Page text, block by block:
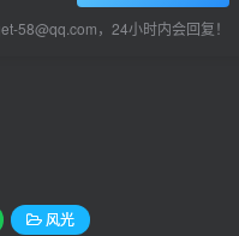
58@qq.com，24小时内会回复！
风光